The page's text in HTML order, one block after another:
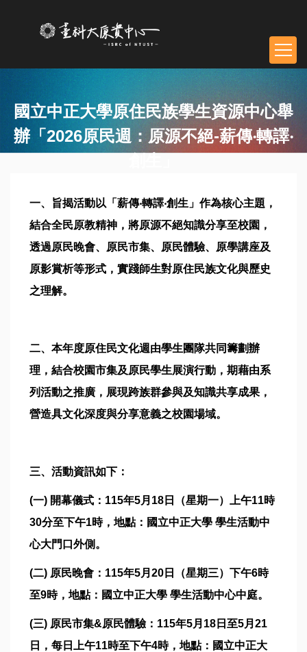
內
容
區
塊 國立中正大學原住民族學生資源中心舉
辦「2026原民週：原源不絕-薪傳‧轉譯‧
一、旨揭活動以「薪傳‧轉譯‧創生」作為核心主題，
結合全民原教精神，將原源不絕知識分享至校園，
透過原民晚會、原民市集、原民體驗、原學講座及
原影賞析等形式，實踐師生對原住民族文化與歷史
之理解。
二、本年度原住民文化週由學生團隊共同籌劃辦
理，結合校園市集及原民學生展演行動，期藉由系
列活動之推廣，展現跨族群參與及知識共享成果，
營造具文化深度與分享意義之校園場域。
三、活動資訊如下：
(一) 開幕儀式：115年5月18日（星期一）上午11時
30分至下午1時，地點：國立中正大學 學生活動中
心大門口外側。
(二) 原民晚會：115年5月20日（星期三）下午6時
至9時，地點：國立中正大學 學生活動中心中庭。
(三) 原民市集&原民體驗：115年5月18日至5月21
日，每日上午11時至下午4時，地點：國立中正大